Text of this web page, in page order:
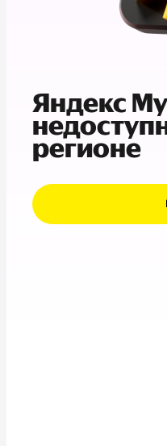
Яндекс
регионе